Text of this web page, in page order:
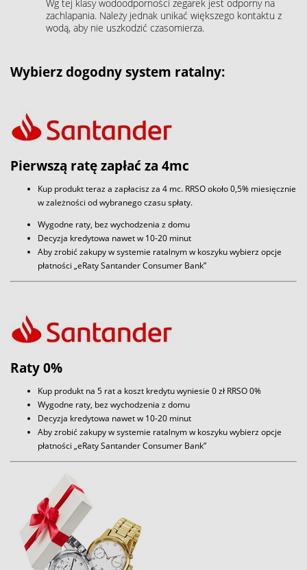
Wg tej klasy wodoodporności zegarek jest odporny na
zachlapania. Należy jednak unikać większego kontaktu z
wodą, aby nie uszkodzić czasomierza.
Wybierz dogodny system ratalny:
Pierwszą ratę zapłać za 4mc
Kup produkt teraz a zapłacisz za 4 mc. RRSO około 0,5% miesięcznie
w zależności od wybranego czasu spłaty.
Wygodne raty, bez wychodzenia z domu
Decyzja kredytowa nawet w 10-20 minut
Aby zrobić zakupy w systemie ratalnym w koszyku wybierz opcje
płatności „eRaty Santander Consumer Bank”
Raty 0%
Kup produkt na 5 rat a koszt kredytu wyniesie 0 zł RRSO 0%
Wygodne raty, bez wychodzenia z domu
Decyzja kredytowa nawet w 10-20 minut
Aby zrobić zakupy w systemie ratalnym w koszyku wybierz opcje
płatności „eRaty Santander Consumer Bank”